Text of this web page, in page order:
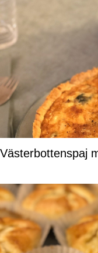
Västerbottenspaj